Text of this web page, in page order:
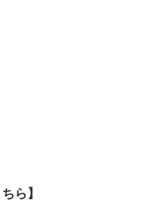
ら】